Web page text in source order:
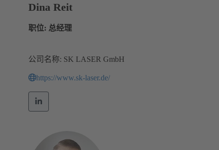
Dina Reit
职位: 总经理
公司名称: SK LASER GmbH
https://www.sk-laser.de/